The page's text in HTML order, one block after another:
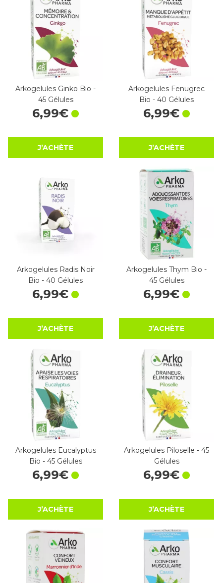
Arkogelules Ginko Bio -
45 Gélules
6,99€
J’ACHÈTE
Arkogelules Fenugrec
Bio - 40 Gélules
6,99€
J’ACHÈTE
Arkogelules Radis Noir
Bio - 40 Gélules
6,99€
J’ACHÈTE
Arkogelules Thym Bio -
45 Gélules
6,99€
J’ACHÈTE
Arkogelules Eucalyptus
Bio - 45 Gélules
6,99€
J’ACHÈTE
Arkogelules Piloselle - 45
Gélules
6,99€
J’ACHÈTE